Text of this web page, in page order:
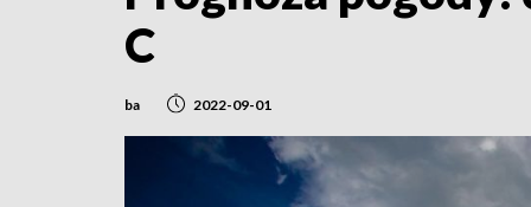
C
ba 2022-09-01